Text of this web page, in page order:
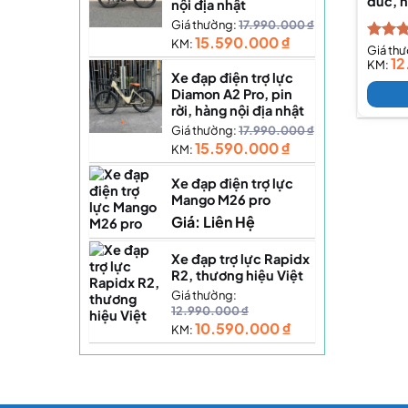
nội địa nhật
Giá thường:17.990.000₫
KM:15.590.000₫
Xe đạp điện trợ lực
Diamon A2 Pro, pin
rời, hàng nội địa nhật
Giá thường:17.990.000₫
KM:15.590.000₫
Xe đạp điện trợ lực
Mango M26 pro
Giá: Liên Hệ
Xe đạp trợ lực Rapidx
R2, thương hiệu Việt
Giá thường:
12.990.000₫
KM:10.590.000₫
Được
hạng
5 sao
Giá
KM: